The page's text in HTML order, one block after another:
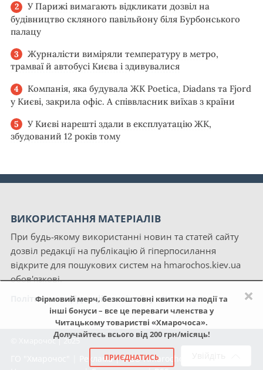
×
Фірмовий мерч, безкоштовні квитки на події та
інші бонуси – все це переваги членства у
Читацькому товаристві «Хмарочоса».
Долучайтесь всього від 200 грн/місяць!
ПРИЄДНАТИСЬ
У Парижі вимагають відкликати дозвіл на
будівництво скляного павільйону біля Бурбонського
палацу
Журналісти виміряли температуру в метро,
трамваї й автобусі Києва і здивувалися
Компанія, яка будувала ЖК Poetica, Diadans та Fjord
у Києві, закрила офіс. А співвласник виїхав з країни
У Києві нарешті здали в експлуатацію ЖК,
збудований 12 років тому
ВИКОРИСТАННЯ МАТЕРІАЛІВ
При будь-якому використанні новин та статей сайту
дозвіл редакції на публікацію й гіперпосилання
відкрите для пошукових систем на hmarochos.kiev.ua
обов'язкові.
Політика конфіденційності сайту «Хмарочос»
© Хмарочос | 2025
Реклама|NGO Hmarochos